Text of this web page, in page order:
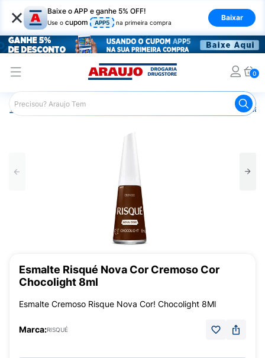
× Baixe o APP e ganhe 5% OFF!
Use o cupom APP5 na primeira compra
Baixar
0
Araujo Beleza e Cuidados
Esmalte Risqué Nova Cor Cremoso Cor
Chocolight 8ml
Esmalte Cremoso Risque Nova Cor! Chocolight 8Ml
Marca:RISQUÉ